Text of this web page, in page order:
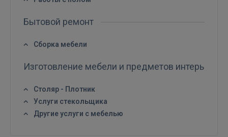
Войти
ВОЙТИ
Бытовой ремонт
Сборка мебели
Изготовление мебели и предметов интерьера
Столяр - Плотник
Услуги стекольщика
Другие услуги с мебелью